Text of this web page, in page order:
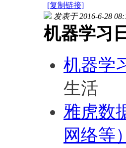
[复制链接]
发表于 2016-6-28
机器学习
机器学
生活
雅虎数
网络等）